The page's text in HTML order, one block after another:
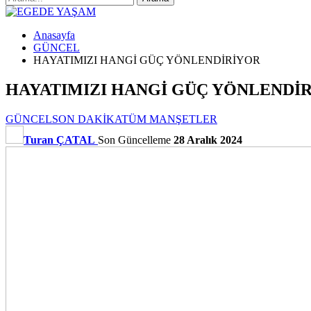
Anasayfa
GÜNCEL
HAYATIMIZI HANGİ GÜÇ YÖNLENDİRİYOR
HAYATIMIZI HANGİ GÜÇ
GÜNCELSON DAKİKATÜM MANŞETLER
Turan ÇATAL Son Güncelleme 28 Aralık 2024